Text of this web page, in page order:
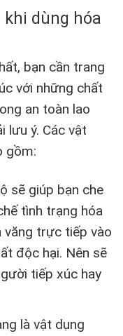
khi dùng hóa
bạn cần trang
với những chất
an toàn lao
lưu ý. Các vật
gồm:
sẽ giúp bạn che
tình trạng hóa
văng trực tiếp vào
độc hại. Nên sẽ
tiếp xúc hay
là vật dụng